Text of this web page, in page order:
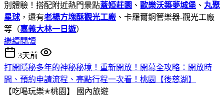
別體驗！搭配附近熱門景點蓋婭莊園 、 歐樂沃築夢城堡 、 丸聚
星球 ，還有老楊方塊酥觀光工廠 、卡羅爾銅管樂器-觀光工廠
等（嘉義大林一日遊）
繼續閱讀
3天前
打開隱秘多年的神秘秘境！重新開放！開幕全攻略：開放時
間、預約申請流程、亮點行程一次看！桃園【後慈湖】
【吃喝玩樂✭桃園】
國內旅遊